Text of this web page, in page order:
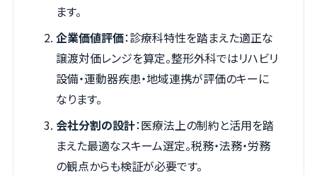
ます。
企業価値評価：診療科特性を踏まえた適正な
譲渡対価レンジを算定。整形外科ではリハビリ
設備・運動器疾患・地域連携が評価のキーに
なります。
会社分割の設計：医療法上の制約と活用を踏
まえた最適なスキーム選定。税務・法務・労務
の観点からも検証が必要です。